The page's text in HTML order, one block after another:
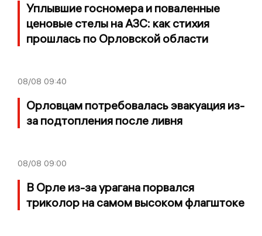
Уплывшие госномера и поваленные
ценовые стелы на АЗС: как стихия
прошлась по Орловской области
08/08 09:40
Орловцам потребовалась эвакуация из-
за подтопления после ливня
08/08 09:00
В Орле из-за урагана порвался
триколор на самом высоком флагштоке